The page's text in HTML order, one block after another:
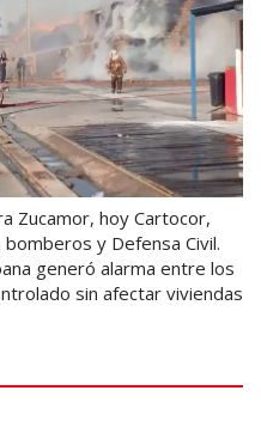
Zucamor, hoy Cartocor,
y Defensa Civil.
generó alarma entre los
sin afectar viviendas